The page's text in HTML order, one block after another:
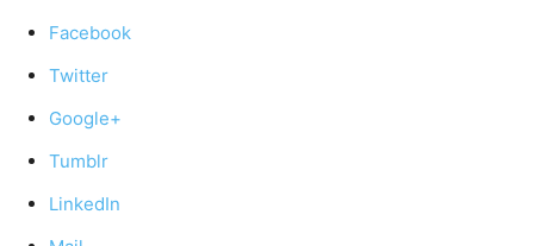
Facebook
Twitter
Google+
Tumblr
LinkedIn